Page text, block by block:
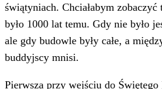
świątyniach. Chciałabym
było 1000 lat temu. Gdy nie było
ale gdy budowle były całe, a
buddyjscy mnisi.
Pierwsza przy wejściu do